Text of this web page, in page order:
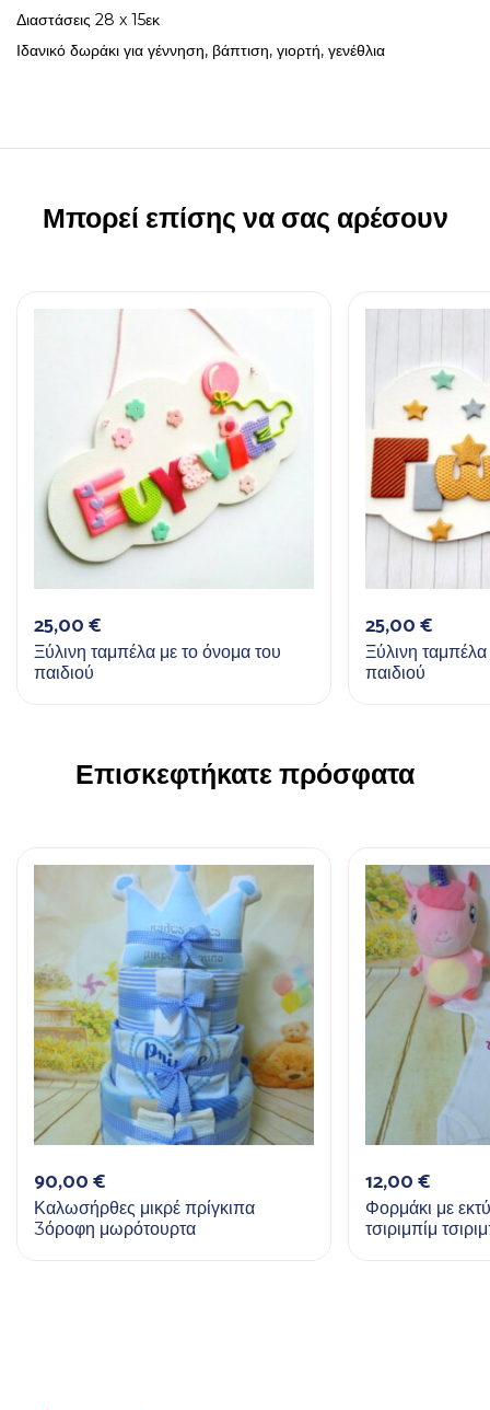
Διαστάσεις 28 x 15εκ
Ιδανικό δωράκι για γέννηση, βάπτιση, γιορτή, γενέθλια
Μπορεί επίσης να σας αρέσουν
25,00€
Ξύλινη ταμπέλα με το όνομα του
παιδιού
25,00€
Ξύλινη
παιδιού
Επισκεφτήκατε πρόσφατα
90,00€
Καλωσήρθες μικρέ πρίγκιπα
3όροφη μωρότουρτα
12,00€
Φορμάκι με
τσιριμπίμ